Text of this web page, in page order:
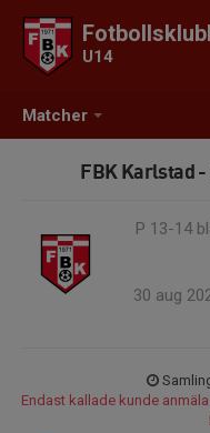
Matcher
U14
FBK Karlstad -
P 13-14
30 aug
Endast kallade kunde